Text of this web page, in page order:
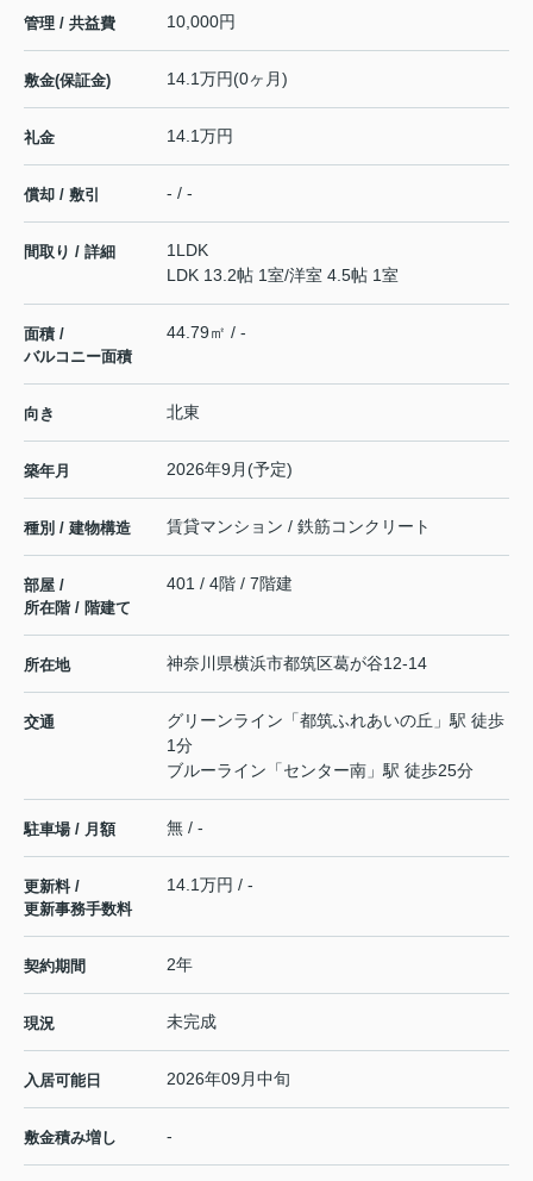
管理 / 共益費 10,000円
敷金(保証金) 14.1万円(0ヶ月)
礼金 14.1万円
償却 / 敷引 - / -
間取り / 詳細
1LDK
LDK 13.2帖 1室/洋室 4.5帖 1室
面積 /
バルコニー面積
44.79㎡ / -
向き 北東
築年月 2026年9月(予定)
種別 / 建物構造 賃貸マンション / 鉄筋コンクリート
部屋 /
所在階 / 階建て
401 / 4階 / 7階建
所在地 神奈川県横浜市都筑区葛が谷12-14
交通 グリーンライン 「都筑ふれあいの丘 」駅 徒歩
1分
ブルーライン 「センター南 」駅 徒歩25分
駐車場 / 月額 無 / -
更新料 /
更新事務手数料
14.1万円 / -
契約期間 2年
現況 未完成
入居可能日 2026年09月中旬
敷金積み増し -